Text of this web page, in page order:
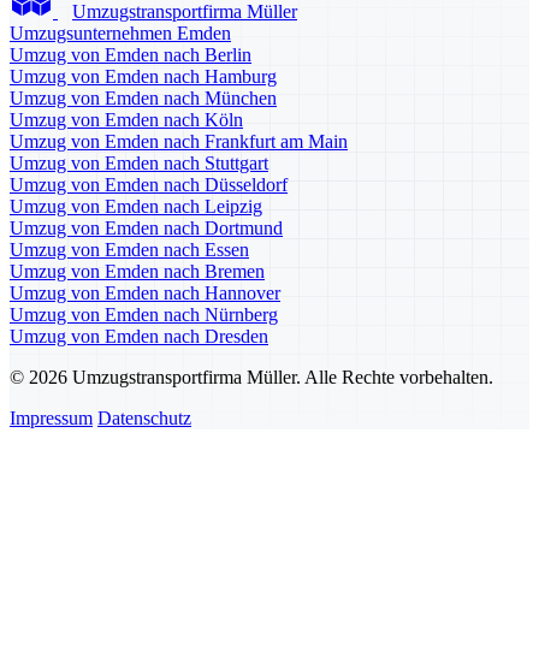
Umzugstransportfirma Müller
Umzugsunternehmen Emden
Umzug von Emden nach Berlin
Umzug von Emden nach Hamburg
Umzug von Emden nach München
Umzug von Emden nach Köln
Umzug von Emden nach Frankfurt am Main
Umzug von Emden nach Stuttgart
Umzug von Emden nach Düsseldorf
Umzug von Emden nach Leipzig
Umzug von Emden nach Dortmund
Umzug von Emden nach Essen
Umzug von Emden nach Bremen
Umzug von Emden nach Hannover
Umzug von Emden nach Nürnberg
Umzug von Emden nach Dresden
© 2026 Umzugstransportfirma Müller. Alle Rechte vorbehalten.
Impressum Datenschutz